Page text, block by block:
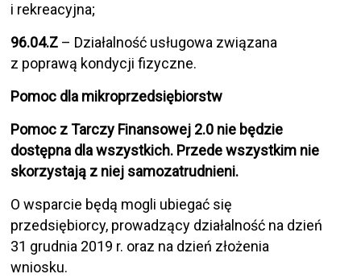
i rekreacyjna;
96.04.Z – Działalność usługowa związana
z poprawą kondycji fizyczne.
Pomoc dla mikroprzedsiębiorstw
Pomoc z Tarczy Finansowej 2.0 nie będzie
dostępna dla wszystkich. Przede wszystkim nie
skorzystają z niej samozatrudnieni.
O wsparcie będą mogli ubiegać się
przedsiębiorcy, prowadzący działalność na dzień
31 grudnia 2019 r. oraz na dzień złożenia
wniosku.